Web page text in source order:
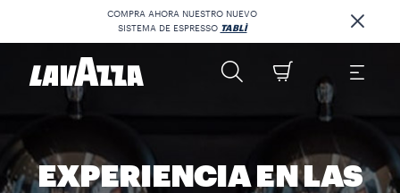
COMPRA AHORA NUESTRO NUEVO
SISTEMA DE ESPRESSO TABLÌ
EXPERIENCIA EN LAS